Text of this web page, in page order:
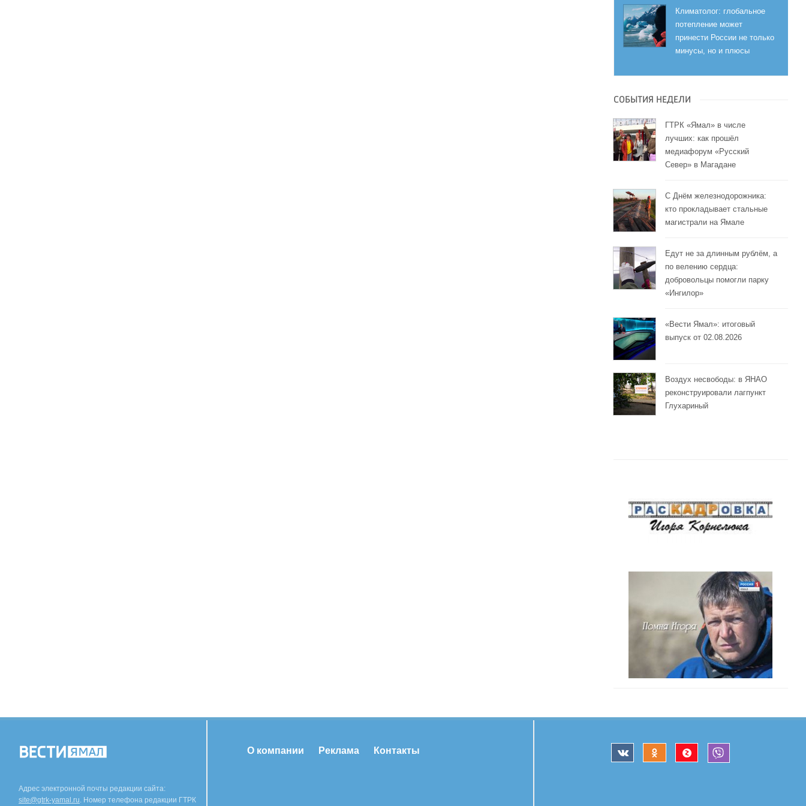
Климатолог: глобальное
потепление может
принести России не только
минусы, но и плюсы
СОБЫТИЯ НЕДЕЛИ
ГТРК «Ямал» в числе
лучших: как прошёл
медиафорум «Русский
Север» в Магадане
С Днём железнодорожника:
кто прокладывает стальные
магистрали на Ямале
Едут не за длинным рублём, а
по велению сердца:
добровольцы помогли парку
«Ингилор»
«Вести Ямал»: итоговый
выпуск от 02.08.2026
Воздух несвободы: в ЯНАО
реконструировали лагпункт
Глухариный
Адрес электронной почты редакции сайта:
site@gtrk-yamal.ru. Номер телефона редакции ГТРК
О компании Реклама Контакты